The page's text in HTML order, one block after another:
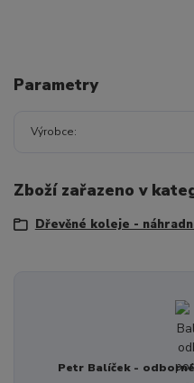
Parametry
Výrobce
Zboží zařazeno v
Dřevěné koleje -
Petr Balíček -